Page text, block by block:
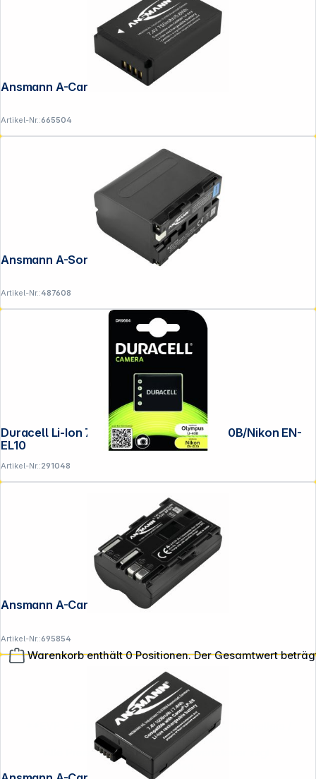
Warenkorb enthält 0 Positionen. Der Gesamtwert
Ansmann A-Can LP-E12
Artikel-Nr.:665504
Ansmann A-Son NP-F970 6600mAh
Artikel-Nr.:487608
Duracell Li-Ion 700mAh für Olympus Li-40B/Nikon EN-
EL10
Artikel-Nr.:291048
Ansmann A-Can BP-511
Artikel-Nr.:695854
**EVP = Empfohlener Verkaufspreis des Herstellers /
Lieferanten zzgl. 19% Mwst.
Alle Preise exkl. gesetzl. Mehrwertsteuer zzgl.
Versandkosten